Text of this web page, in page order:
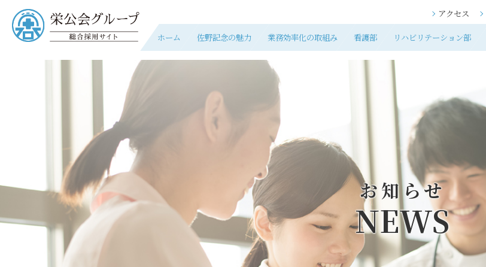
ホーム 佐野記念の魅力 業務効率化の取組み 看護部 リハビリテーション部
アクセス
お知らせ
NEWS